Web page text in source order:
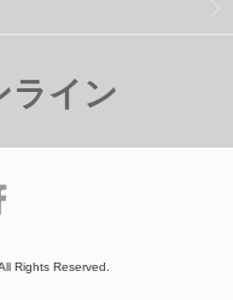
ライン
Rights Reserved.